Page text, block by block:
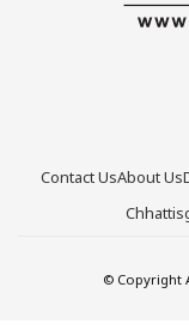
Contact UsAbout Us
© Copyright